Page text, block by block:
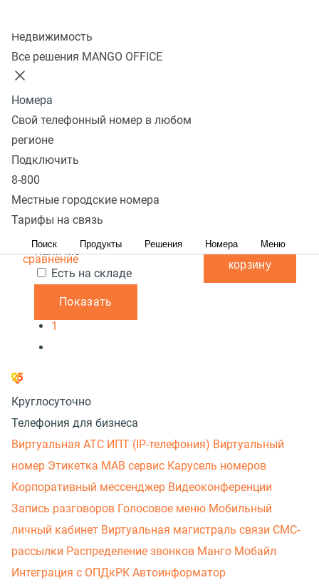
Недвижимость
Все решения MANGO OFFICE
Номера
Свой телефонный номер в любом
регионе
Подключить
8-800
Местные городские номера
Тарифы на связь
Поиск Продукты Решения Номера Меню
В избранном 0 товаров
Сбросить
Популярные
Популярные
С высоким рейтингом
Цена, руб.:
Наличие
Есть на складе
Показать
Перейти в
избранное
сравнение
черный
Перейти в
избранное
Перейти в
сравнение
teXet TM-5703
корзину
1
Круглосуточно
Телефония для бизнеса
Виртуальная АТС ИПТ (IP-телефония) Виртуальный
номер Этикетка МАВ сервис Карусель номеров
Корпоративный мессенджер Видеоконференции
Запись разговоров Голосовое меню Мобильный
личный кабинет Виртуальная магистраль связи СМС-
рассылки Распределение звонков Манго Мобайл
Интеграция с ОПДкРК Автоинформатор